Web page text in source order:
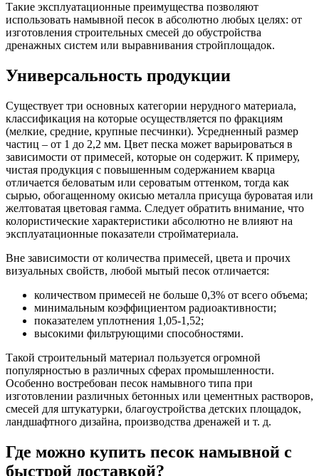
Такие эксплуатационные преимущества позволяют
использовать намывной песок в абсолютно любых целях: от
изготовления строительных смесей до обустройства
дренажных систем или выравнивания стройплощадок.
Универсальность продукции
Существует три основных категории нерудного материала,
классификация на которые осуществляется по фракциям
(мелкие, средние, крупные песчинки). Усредненный размер
частиц – от 1 до 2,2 мм. Цвет песка может варьироваться в
зависимости от примесей, которые он содержит. К примеру,
чистая продукция с повышенным содержанием кварца
отличается беловатым или сероватым оттенком, тогда как
сырью, обогащенному окисью металла присуща буроватая или
желтоватая цветовая гамма. Следует обратить внимание, что
колористические характеристики абсолютно не влияют на
эксплуатационные показатели стройматериала.
Вне зависимости от количества примесей, цвета и прочих
визуальных свойств, любой мытый песок отличается:
количеством примесей не больше 0,3% от всего объема;
минимальным коэффициентом радиоактивности;
показателем уплотнения 1,05-1,52;
высокими фильтрующими способностями.
Такой строительный материал пользуется огромной
популярностью в различных сферах промышленности.
Особенно востребован песок намывного типа при
изготовлении различных бетонных или цементных растворов,
смесей для штукатурки, благоустройства детских площадок,
ландшафтного дизайна, производства дренажей и т. д.
Где можно купить песок намывной с
быстрой доставкой?